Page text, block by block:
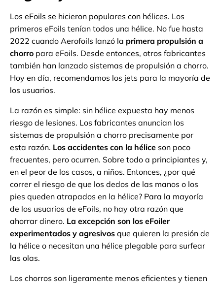
Los eFoils se hicieron populares con hélices. Los
primeros eFoils tenían todos una hélice. No fue hasta
2022 cuando Aerofoils lanzó la primera propulsión a
chorro para eFoils. Desde entonces, otros fabricantes
también han lanzado sistemas de propulsión a chorro.
Hoy en día, recomendamos los jets para la mayoría de
los usuarios.
La razón es simple: sin hélice expuesta hay menos
riesgo de lesiones. Los fabricantes anuncian los
sistemas de propulsión a chorro precisamente por
esta razón. Los accidentes con la hélice son poco
frecuentes, pero ocurren. Sobre todo a principiantes y,
en el peor de los casos, a niños. Entonces, ¿por qué
correr el riesgo de que los dedos de las manos o los
pies queden atrapados en la hélice? Para la mayoría
de los usuarios de eFoils, no hay otra razón que
ahorrar dinero. La excepción son los eFoiler
experimentados y agresivos que quieren la presión de
la hélice o necesitan una hélice plegable para surfear
las olas.
Los chorros son ligeramente menos eficientes y tienen